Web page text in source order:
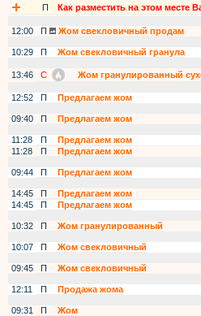
П
Как разместить на этом месте
12:00
П
Жом свекловичный продам
10:29
П Жом свекловичный гранула
13:46
С
Жом гранулированный
12:52
П Предлагаем жом
09:40
П Предлагаем жом
11:28
П Предлагаем жом
11:28
П Предлагаем жом
09:44
П Предлагаем жом
14:45
П Предлагаем жом
14:45
П Предлагаем жом
10:32
П Жом гранулированный
10:07
П Жом свекловичный
09:45
П Жом свекловичный
12:11
П Продажа жома
09:31
П Жом